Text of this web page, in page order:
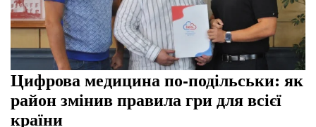
Цифрова медицина по-подільськи: як
район змінив правила гри для всієї
країни